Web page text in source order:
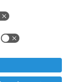
serions
et TVA incl.
a été adoptée